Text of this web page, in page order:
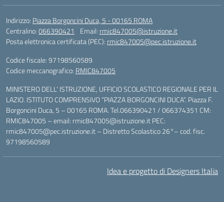
Indirizzo: Piazza Borgoncini Duca, 5 - 00165 ROMA
Centralino:066390421 Email: rmic847005@istruzione.it
Posta elettronica certificata (PEC): rmic847005@pec.istruzione.it
Codice fiscale: 97198560589
Codice meccanografico: RMIC847005
MINISTERO DELL’ ISTRUZIONE, UFFICIO SCOLASTICO REGIONALE PER IL
LAZIO. ISTITUTO COMPRENSIVO “PIAZZA BORGONCINI DUCA”. Piazza F.
Borgoncini Duca, 5 – 00165 ROMA. Tel.066390421 / 066374351 CM:
RMIC847005 – email: rmic847005@istruzione.it PEC:
rmic847005@pec.istruzione.it – Distretto Scolastico 26°– cod. fisc.
97198560589
Idea e progetto di Designers Italia